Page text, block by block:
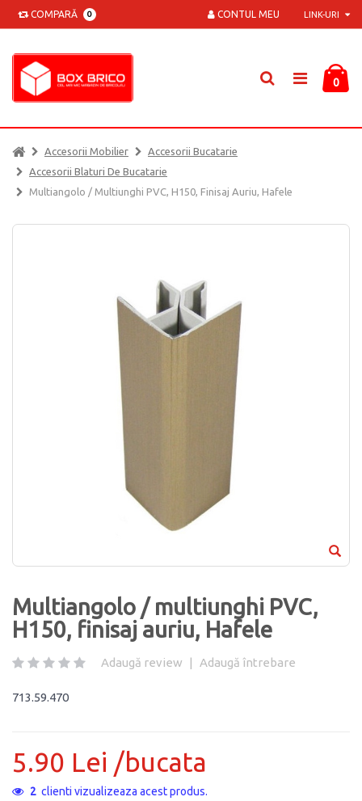
COMPARĂ 0 LINK-URI
CONTUL MEU
0
Accesorii Mobilier
Accesorii Bucatarie
Accesorii Blaturi De Bucatarie
Multiangolo / Multiunghi PVC, H150, Finisaj Auriu, Hafele
Multiangolo / multiunghi PVC,
H150, finisaj auriu, Hafele
Adaugă review | Adaugă întrebare
713.59.470
5.90 Lei /bucata
2 clienti vizualizeaza acest produs.